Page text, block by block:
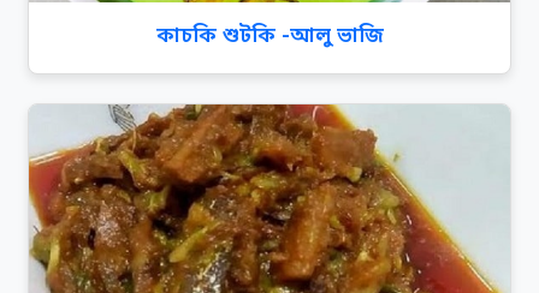
কাচকি শুটকি -আলু ভাজি